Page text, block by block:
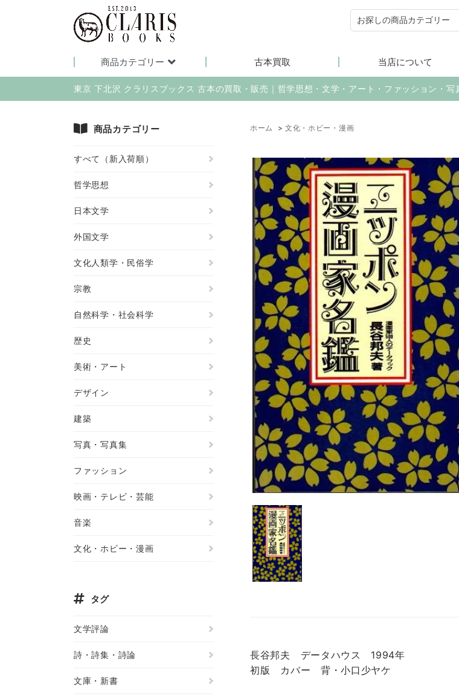
商品カテゴリー 古本買取 当店について
東京 下北沢 クラリスブックス 古本の買取・販売｜哲学思想・文学・アート・ファッション・写
ホーム > 文化・ホビー・漫画
長谷邦夫 データハウス 1994年
初版 カバー 背・小口少ヤケ
商品カテゴリー
すべて（新入荷順）
哲学思想
日本文学
外国文学
文化人類学・民俗学
宗教
自然科学・社会科学
歴史
美術・アート
デザイン
建築
写真・写真集
ファッション
映画・テレビ・芸能
音楽
文化・ホビー・漫画
タグ
文学評論
詩・詩集・詩論
文庫・新書